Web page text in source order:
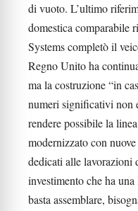
di vuoto. L’ultimo
domestica comparabile
Systems completò il
Regno Unito ha
ma la costruzione “in
numeri significativi non
rendere possibile la
modernizzato con
dedicati alle lavorazioni
investimento che ha
basta assemblare,